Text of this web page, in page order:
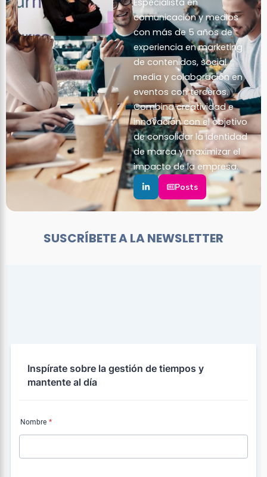
Especialista en
comunicación y medios
con más de 5 años de
experiencia en marketing
de contenidos, social
media y colaboración en
eventos con terceros.
Combina creatividad e
innovación con el objetivo
de consolidar la identidad
de marca y maximizar el
impacto de la empresa.
Posts
SUSCRÍBETE A LA NEWSLETTER